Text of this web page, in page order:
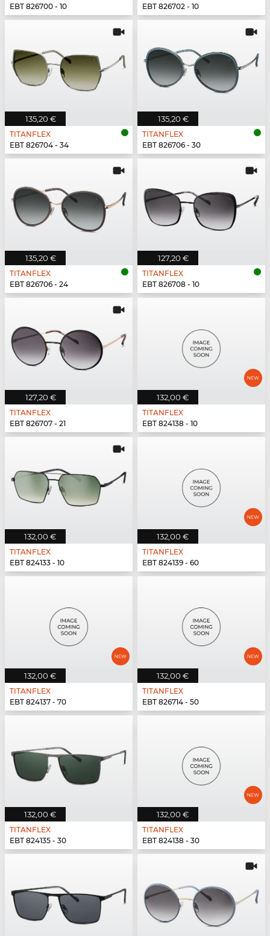
EBT 826700 - 10
EBT 826702 - 10
135,20 €
TITANFLEX
EBT 826704 - 34
135,20 €
TITANFLEX
EBT 826706 - 30
135,20 €
TITANFLEX
EBT 826706 - 24
127,20 €
TITANFLEX
EBT 826708 - 10
127,20 €
TITANFLEX
EBT 826707 - 21
132,00 €
TITANFLEX
EBT 824138 - 10
132,00 €
TITANFLEX
EBT 824133 - 10
132,00 €
TITANFLEX
EBT 824139 - 60
132,00 €
TITANFLEX
EBT 824137 - 70
132,00 €
TITANFLEX
EBT 826714 - 50
132,00 €
TITANFLEX
EBT 824135 - 30
132,00 €
TITANFLEX
EBT 824138 - 30